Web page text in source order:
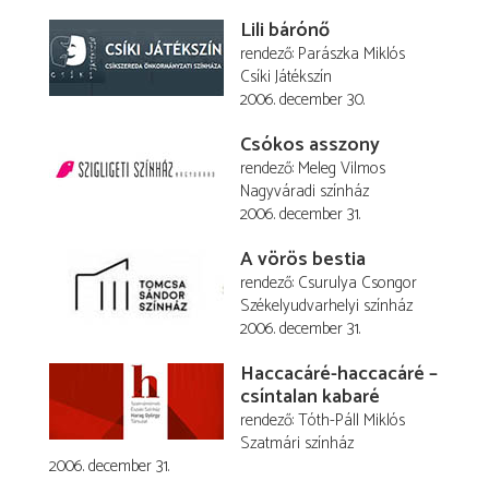
Lili bárónő
rendező Parászka Miklós
Csíki Játékszín
2006. december 30.
Csókos asszony
rendező Meleg Vilmos
Nagyváradi színház
2006. december 31.
A vörös bestia
rendező Csurulya Csongor
Székelyudvarhelyi színház
2006. december 31.
Haccacáré-haccacáré –
csíntalan kabaré
rendező Tóth-Páll Miklós
Szatmári színház
2006. december 31.